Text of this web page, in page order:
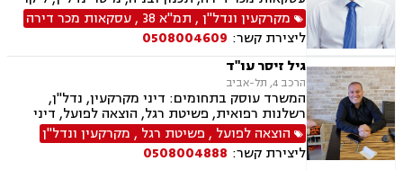
תביעות ייצוגיות, דיני עבודה
בנייה, דיני חוזים, דיני חברות, לשון הרע, ליטיגציה,
נוטריון, ייפוי כוח מתמשך, ירושות וצוואות, פינוי
בינוי, מגרשים לבניה , הסכמי ממון, נזקי רכוש
מקרקעין ונדל"ן, תמ"א 38 ,עסקאות מכר דירה
ליצירת קשר: 0508004609
גיל זיסר עו"ד
הרכב 4, תל-אביב
המשרד עוסק בתחומים: דיני מקרקעין, נדל"ן,
רשלנות רפואית, פשיטת רגל, הוצאה לפועל, דיני
עבודה, ירושות וצוואות
הוצאה לפועל , פשיטת רגל , מקרקעין ונדל"ן
ליצירת קשר: 0508004888